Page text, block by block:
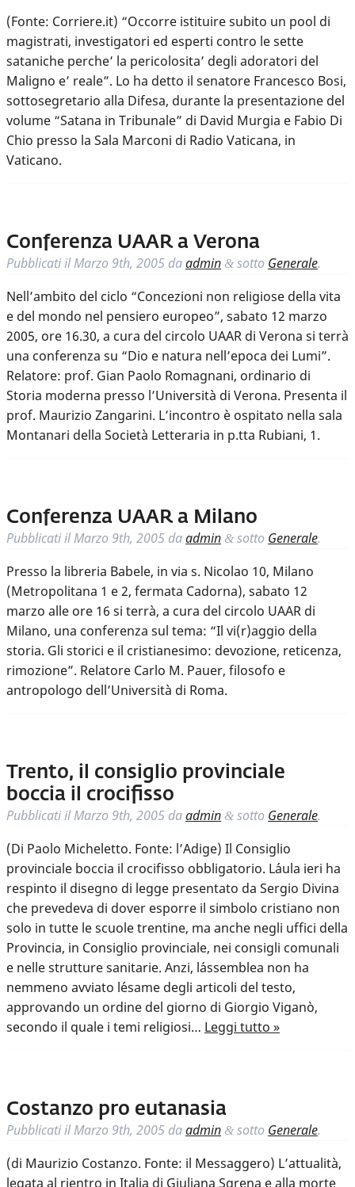
(Fonte: Corriere.it) “Occorre istituire subito un pool di
magistrati, investigatori ed esperti contro le sette
sataniche perche’ la pericolosita’ degli adoratori del
Maligno e’ reale”. Lo ha detto il senatore Francesco Bosi,
sottosegretario alla Difesa, durante la presentazione del
volume “Satana in Tribunale” di David Murgia e Fabio Di
Chio presso la Sala Marconi di Radio Vaticana, in
Vaticano.
Conferenza UAAR a Verona
Pubblicati ilMarzo 9th, 2005 daadmin & sotto Generale.
Nell’ambito del ciclo “Concezioni non religiose della vita
e del mondo nel pensiero europeo”, sabato 12 marzo
2005, ore 16.30, a cura del circolo UAAR di Verona si terrà
una conferenza su “Dio e natura nell’epoca dei Lumi”.
Relatore: prof. Gian Paolo Romagnani, ordinario di
Storia moderna presso l’Università di Verona. Presenta il
prof. Maurizio Zangarini. L’incontro è ospitato nella sala
Montanari della Società Letteraria in p.tta Rubiani, 1.
Conferenza UAAR a Milano
Pubblicati ilMarzo 9th, 2005 daadmin & sotto Generale.
Presso la libreria Babele, in via s. Nicolao 10, Milano
(Metropolitana 1 e 2, fermata Cadorna), sabato 12
marzo alle ore 16 si terrà, a cura del circolo UAAR di
Milano, una conferenza sul tema: “Il vi(r)aggio della
storia. Gli storici e il cristianesimo: devozione, reticenza,
rimozione”. Relatore Carlo M. Pauer, filosofo e
antropologo dell’Università di Roma.
Trento, il consiglio provinciale
boccia il crocifisso
Pubblicati ilMarzo 9th, 2005 daadmin & sotto Generale.
(Di Paolo Micheletto. Fonte: l’Adige) Il Consiglio
provinciale boccia il crocifisso obbligatorio. L´aula ieri ha
respinto il disegno di legge presentato da Sergio Divina
che prevedeva di dover esporre il simbolo cristiano non
solo in tutte le scuole trentine, ma anche negli uffici della
Provincia, in Consiglio provinciale, nei consigli comunali
e nelle strutture sanitarie. Anzi, l´assemblea non ha
nemmeno avviato l´esame degli articoli del testo,
approvando un ordine del giorno di Giorgio Viganò,
secondo il quale i temi religiosi… Leggi tutto »
Costanzo pro eutanasia
Pubblicati ilMarzo 9th, 2005 daadmin & sotto Generale.
(di Maurizio Costanzo. Fonte: il Messaggero) L’attualità,
legata al rientro in Italia di Giuliana Sgrena e alla morte